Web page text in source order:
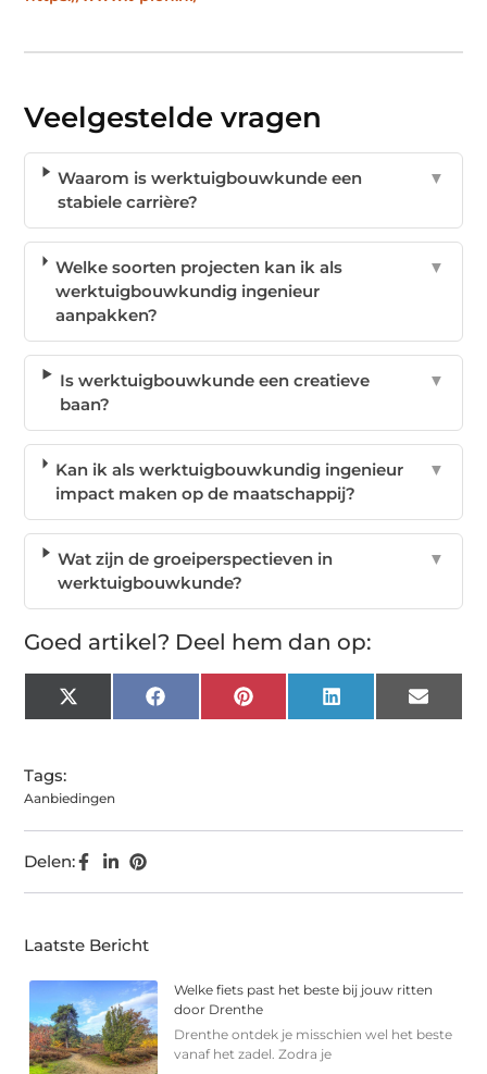
Veelgestelde vragen
Waarom is werktuigbouwkunde een
stabiele carrière?
▼
Welke soorten projecten kan ik als
werktuigbouwkundig ingenieur
aanpakken?
▼
Is werktuigbouwkunde een creatieve
baan?
▼
Kan ik als werktuigbouwkundig ingenieur
impact maken op de maatschappij?
▼
Wat zijn de groeiperspectieven in
werktuigbouwkunde?
▼
Goed artikel? Deel hem dan op:
X
(Twitter)
Facebook Pinterest LinkedIn Email
Tags:
Aanbiedingen
Delen:
Laatste Bericht
Welke fiets past het beste bij jouw ritten
door Drenthe
Drenthe ontdek je misschien wel het beste
vanaf het zadel. Zodra je